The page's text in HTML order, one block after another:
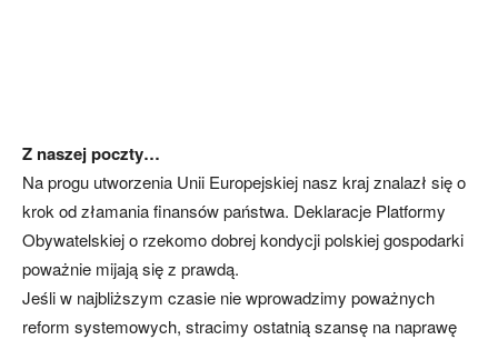
Z naszej poczty…
Na progu utworzenia Unii Europejskiej nasz kraj znalazł się o
krok od złamania finansów państwa. Deklaracje Platformy
Obywatelskiej o rzekomo dobrej kondycji polskiej gospodarki
poważnie mijają się z prawdą.
Jeśli w najbliższym czasie nie wprowadzimy poważnych
reform systemowych, stracimy ostatnią szansę na naprawę